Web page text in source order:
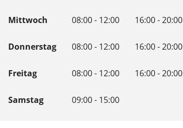
Mittwoch 08:00 - 12:00 16:00 - 20:00
Donnerstag 08:00 - 12:00 16:00 - 20:00
Freitag 08:00 - 12:00 16:00 - 20:00
Samstag 09:00 - 15:00